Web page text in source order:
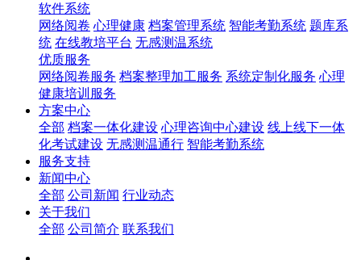
软件系统
网络阅卷 心理健康 档案管理系统 智能考勤系统 题库系
统 在线教培平台 无感测温系统
优质服务
网络阅卷服务 档案整理加工服务 系统定制化服务 心理
健康培训服务
方案中心
全部 档案一体化建设 心理咨询中心建设 线上线下一体
化考试建设 无感测温通行 智能考勤系统
服务支持
新闻中心
全部 公司新闻 行业动态
关于我们
全部 公司简介 联系我们